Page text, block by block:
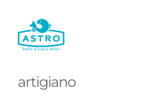
contenuto
artigiano